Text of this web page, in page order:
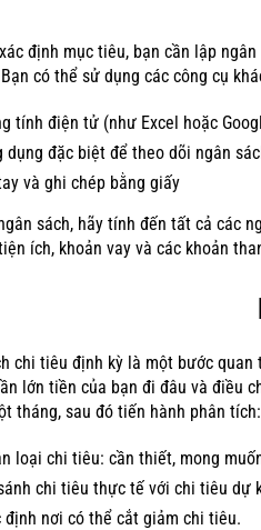
định mục tiêu, bạn cần lập
có thể sử dụng các công cụ
tính điện tử (như Excel hoặc
dụng đặc biệt để theo dõi ngân
và ghi chép bằng giấy
sách, hãy tính đến tất cả các
ích, khoản vay và các khoản
chi tiêu định kỳ là một bước
lớn tiền của bạn đi đâu và điều
tháng, sau đó tiến hành phân tích:
loại chi tiêu: cần thiết, mong
chi tiêu thực tế với chi tiêu dự
định nơi có thể cắt giảm chi tiêu.